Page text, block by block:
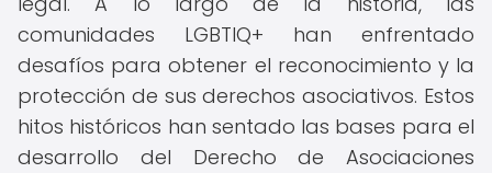
comunidades LGBTIQ+ han enfrentado
desafíos para obtener el reconocimiento y la
protección de sus derechos asociativos. Estos
hitos históricos han sentado las bases para el
desarrollo del Derecho de Asociaciones